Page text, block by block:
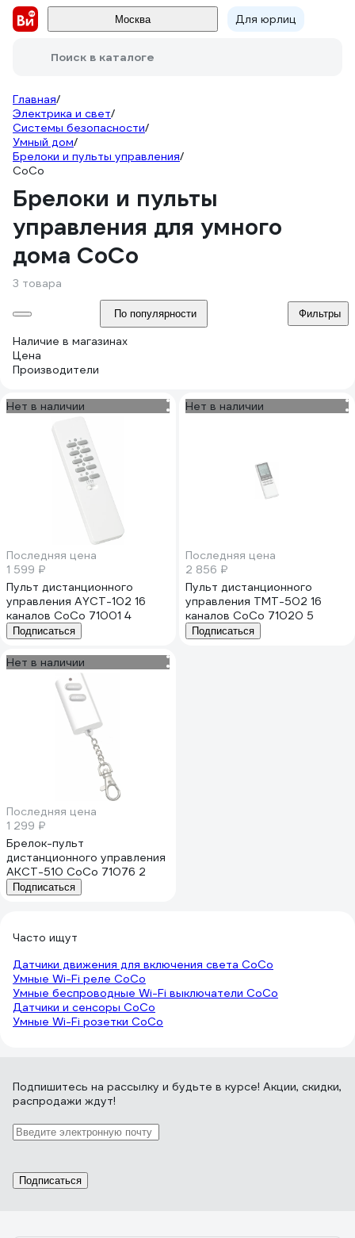
Москва Для юрлиц
Поиск в каталоге
Главная/
Электрика и свет/
Системы безопасности/
Умный дом/
Брелоки и пульты управления/
CoCo
Брелоки и пульты
управления для умного
дома CoCo
3 товара
По популярности Фильтры
Наличие в магазинах
Цена
Производители
Нет в наличии
Последняя цена
1 599 ₽
Пульт дистанционного
управления AYCT-102 16
каналов CoCo 71001 4
Подписаться
Нет в наличии
Последняя цена
2 856 ₽
Пульт дистанционного
управления TMT-502 16
каналов CoCo 71020 5
Подписаться
Нет в наличии
Последняя цена
1 299 ₽
Брелок-пульт
дистанционного управления
AKCT-510 CoCo 71076 2
Подписаться
Часто ищут
Датчики движения для включения света CoCo
Умные Wi-Fi реле CoCo
Умные беспроводные Wi-Fi выключатели CoCo
Датчики и сенсоры CoCo
Умные Wi-Fi розетки CoCo
Подпишитесь на рассылку и будьте в курсе! Акции, скидки,
распродажи ждут!
Подписаться